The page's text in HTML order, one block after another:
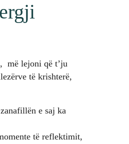
më lejoni që t’ju
të krishterë,
e saj ka
të reflektimit,